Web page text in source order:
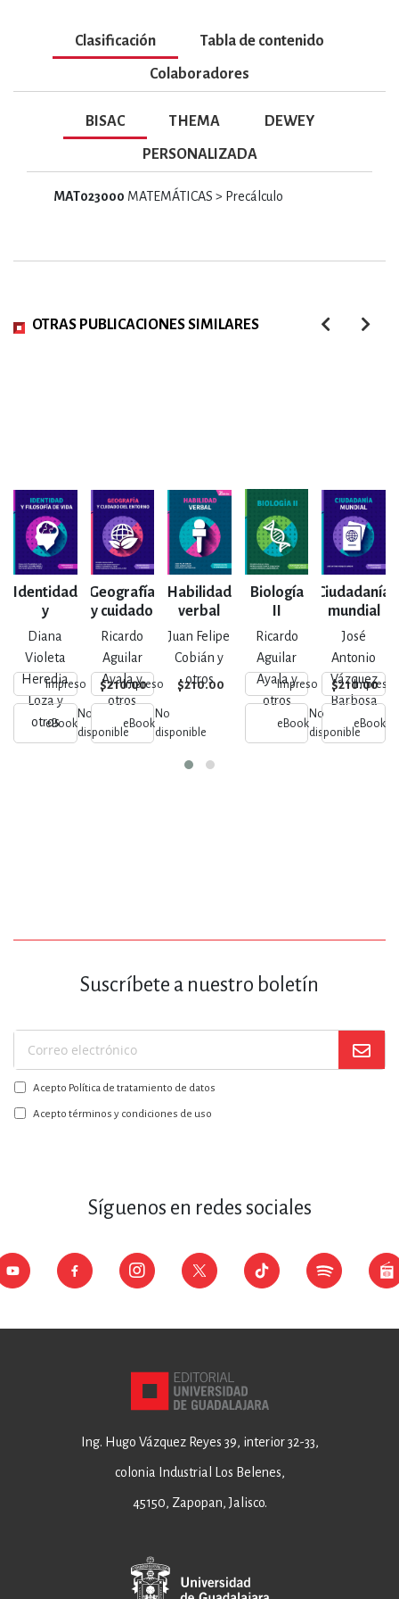
Clasificación Tabla de contenido
Colaboradores
BISAC THEMA DEWEY
PERSONALIZADA
MAT023000 MATEMÁTICAS > Precálculo
OTRAS PUBLICACIONES SIMILARES
Identidad
y
filosofía
de vida
Diana
Violeta
Heredia
Loza y
otros
Impreso $210.00
eBook
No
disponible
Geografía
y cuidado
del
entorno
Ricardo
Aguilar
Ayala y
otros
Impreso $210.00
eBook
No
disponible
Habilidad
verbal
Juan Felipe
Cobián y
otros
Biología
Ricardo
Aguilar
Ayala y
otros
Impreso $210.00
eBook
No
disponible
Ciudadanía
mundial
José
Antonio
Vázquez
Barbosa
Impreso
eBook
Suscríbete a nuestro boletín
Suscríbase
a
nuestro
boletín:
Acepto Política de tratamiento de datos
Acepto términos y condiciones de uso
Síguenos en redes sociales
Ing. Hugo Vázquez Reyes 39, interior 32-33,
colonia Industrial Los Belenes,
45150, Zapopan, Jalisco.